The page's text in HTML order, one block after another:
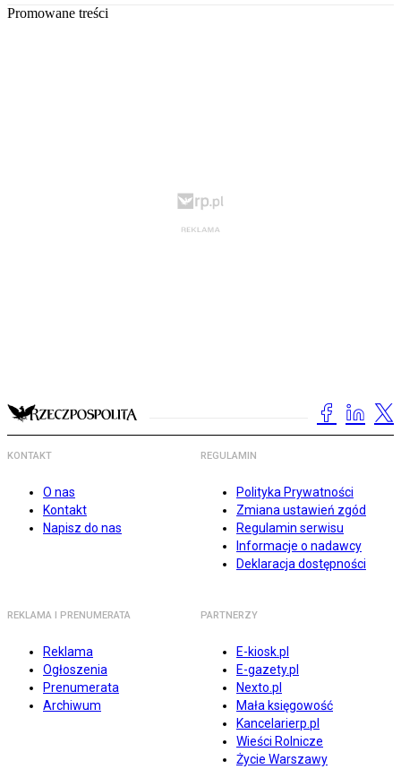
Promowane treści
KONTAKT
O nas
Kontakt
Napisz do nas
REGULAMIN
Polityka Prywatności
Zmiana ustawień zgód
Regulamin serwisu
Informacje o nadawcy
Deklaracja dostępności
REKLAMA I PRENUMERATA
Reklama
Ogłoszenia
Prenumerata
Archiwum
PARTNERZY
E-kiosk.pl
E-gazety.pl
Nexto.pl
Mała księgowość
Kancelarierp.pl
Wieści Rolnicze
Życie Warszawy